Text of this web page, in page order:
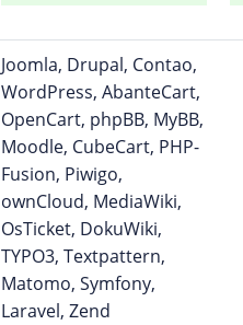
Joomla, Drupal, Contao,
WordPress, AbanteCart,
OpenCart, phpBB, MyBB,
Moodle, CubeCart, PHP-
Fusion, Piwigo,
ownCloud, MediaWiki,
OsTicket, DokuWiki,
TYPO3, Textpattern,
Matomo, Symfony,
Laravel, Zend